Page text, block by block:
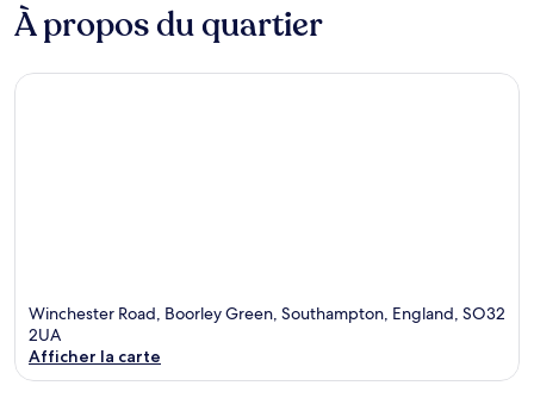
À propos du quartier
Winchester Road, Boorley Green, Southampton, England, SO32
2UA
Afficher la carte